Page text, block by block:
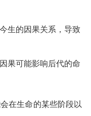
生的因果关系，导致
果可能影响后代的命
在生命的某些阶段以